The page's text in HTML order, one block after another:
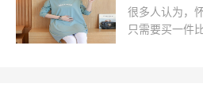
平衡车，那么
好呢?一起来看
很多人认为，
只需要买一件